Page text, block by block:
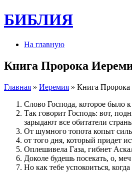
БИБЛИЯ
На главную
Книга Пророка
Главная » Иеремия » Книга
Слово Господа, которое было
Так говорит Господь: вот,
зарыдают все обитатели
От шумного топота копыт
от того дня, который придет
Оплешивела Газа, гибнет
Доколе будешь посекать, о,
Но как тебе успокоиться,